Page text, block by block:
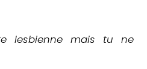
lesbienne mais tu ne